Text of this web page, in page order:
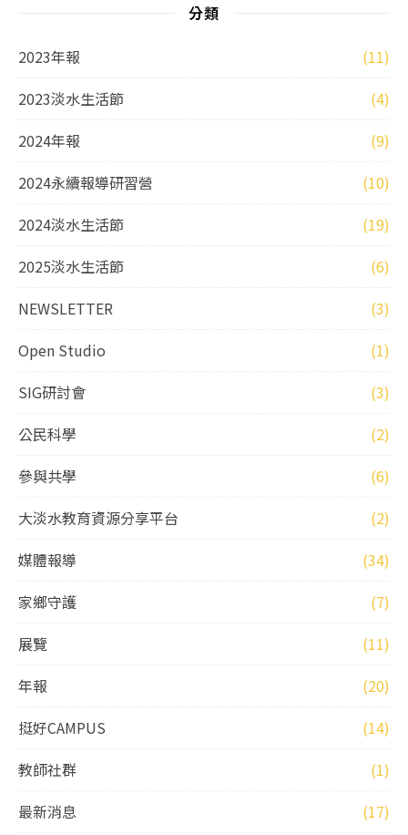
分類
2023年報
(11)
2023淡水生活節
(4)
2024年報
(9)
2024永續報導研習營
(10)
2024淡水生活節
(19)
2025淡水生活節
(6)
NEWSLETTER
(3)
Open Studio
(1)
SIG研討會
(3)
公民科學
(2)
參與共學
(6)
大淡水教育資源分享平台
(2)
媒體報導
(34)
家鄉守護
(7)
展覽
(11)
年報
(20)
挺好CAMPUS
(14)
教師社群
(1)
最新消息
(17)